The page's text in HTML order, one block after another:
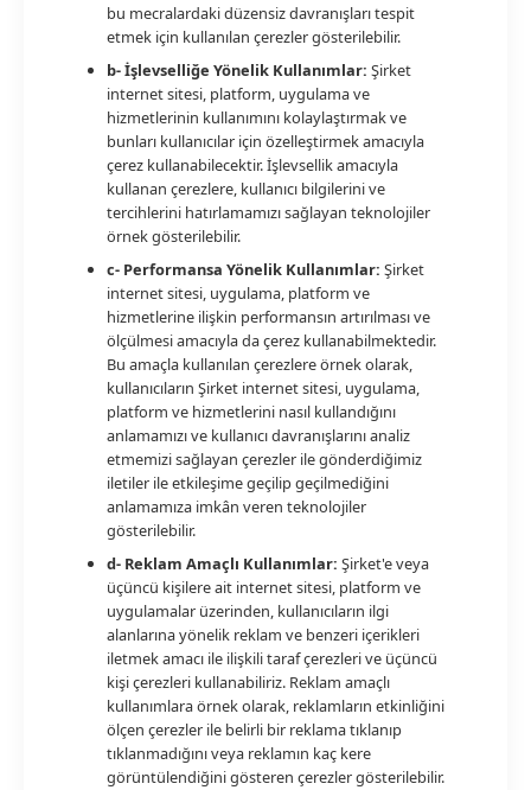
bu mecralardaki düzensiz davranışları tespit
etmek için kullanılan çerezler gösterilebilir.
b- İşlevselliğe Yönelik Kullanımlar: Şirket
internet sitesi, platform, uygulama ve
hizmetlerinin kullanımını kolaylaştırmak ve
bunları kullanıcılar için özelleştirmek amacıyla
çerez kullanabilecektir. İşlevsellik amacıyla
kullanan çerezlere, kullanıcı bilgilerini ve
tercihlerini hatırlamamızı sağlayan teknolojiler
örnek gösterilebilir.
c- Performansa Yönelik Kullanımlar: Şirket
internet sitesi, uygulama, platform ve
hizmetlerine ilişkin performansın artırılması ve
ölçülmesi amacıyla da çerez kullanabilmektedir.
Bu amaçla kullanılan çerezlere örnek olarak,
kullanıcıların Şirket internet sitesi, uygulama,
platform ve hizmetlerini nasıl kullandığını
anlamamızı ve kullanıcı davranışlarını analiz
etmemizi sağlayan çerezler ile gönderdiğimiz
iletiler ile etkileşime geçilip geçilmediğini
anlamamıza imkân veren teknolojiler
gösterilebilir.
d- Reklam Amaçlı Kullanımlar: Şirket'e veya
üçüncü kişilere ait internet sitesi, platform ve
uygulamalar üzerinden, kullanıcıların ilgi
alanlarına yönelik reklam ve benzeri içerikleri
iletmek amacı ile ilişkili taraf çerezleri ve üçüncü
kişi çerezleri kullanabiliriz. Reklam amaçlı
kullanımlara örnek olarak, reklamların etkinliğini
ölçen çerezler ile belirli bir reklama tıklanıp
tıklanmadığını veya reklamın kaç kere
görüntülendiğini gösteren çerezler gösterilebilir.